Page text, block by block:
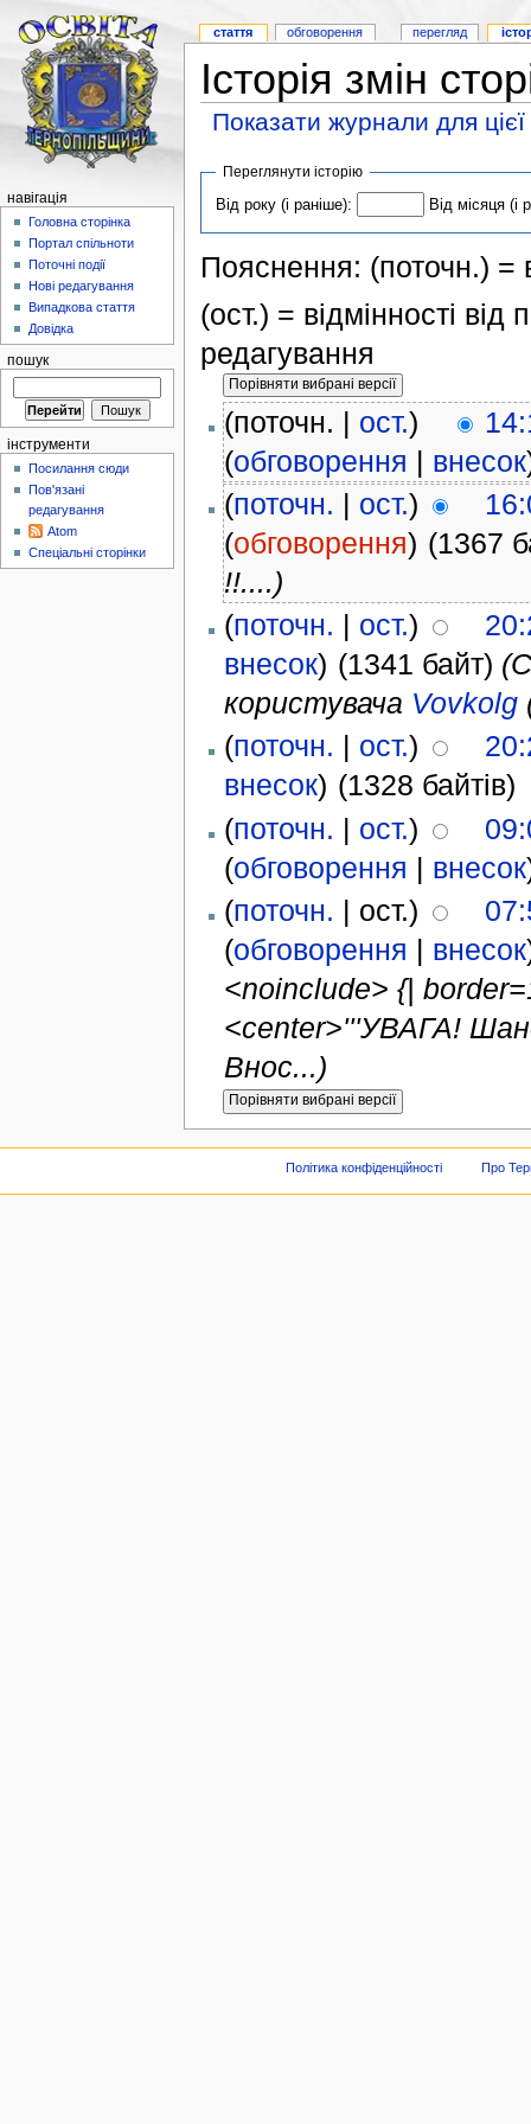
Історія змін
Показати журнали для цієї
Переглянути історію
Від року (і раніше): Від місяця (і
Пояснення: (поточн.) =
(ост.) = відмінності від
редагування
(поточн. | ост.)
(обговорення | внесок
(поточн. | ост.)
(обговорення) (1367
!!....)
(поточн. | ост.)
внесок) (1341 байт)
користувача Vovkolg
(поточн. | ост.)
внесок) (1328 байтів)
(поточн. | ост.)
(обговорення | внесок
(поточн. | ост.)
(обговорення | внесок
<noinclude> {|
<center>'''УВАГА!
Внос...)
стаття обговорення перегляд
навігація
Головна сторінка
Портал спільноти
Поточні події
Нові редагування
Випадкова стаття
Довідка
пошук
інструменти
Посилання сюди
Пов'язані
редагування
Atom
Спеціальні сторінки
Політика конфіденційності Про